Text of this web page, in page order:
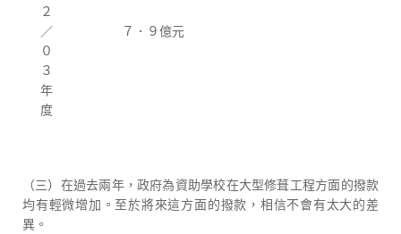
２
／
０
３
年
度
７．９億元
（三）在過去兩年，政府為資助學校在大型修葺工程方面的撥款
均有輕微增加。至於將來這方面的撥款，相信不會有太大的差
異。